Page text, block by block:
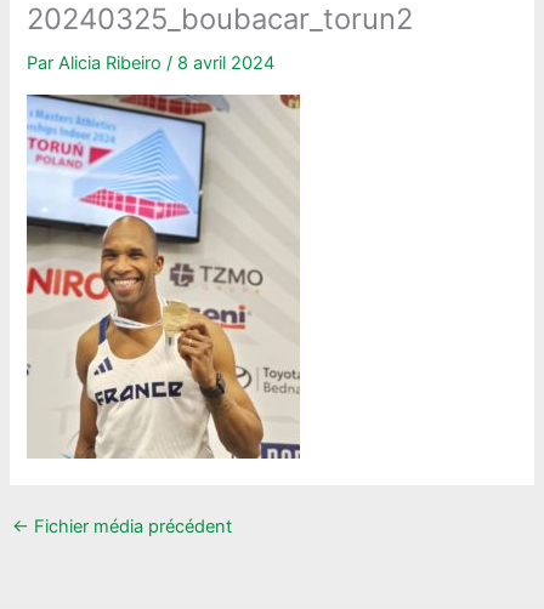
20240325_boubacar_torun2
ParAlicia Ribeiro/ 8 avril 2024
← Fichier média précédent